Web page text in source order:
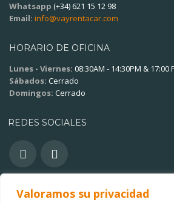
Valoramos su privacidad
Whatsapp (+34) 621 15 12 98
Email: info@vayrentacar.com
HORARIO DE OFICINA
Lunes - Viernes: 08:30AM - 14:30PM & 17:00
Sábados: Cerrado
Domingos: Cerrado
REDES SOCIALES
OTROS ENLACES